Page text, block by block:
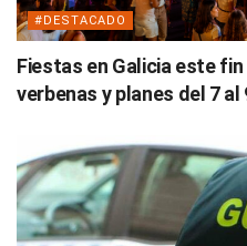
#DESTACADO
Fiestas en Galicia este
verbenas y planes del 7